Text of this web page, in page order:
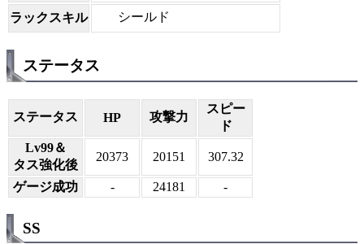
ラックスキル
シールド
ステータス
ステータス HP 攻撃力
スピー
ド
Lv99＆
タス強化後
20373 20151 307.32
ゲージ成功 - 24181 -
SS